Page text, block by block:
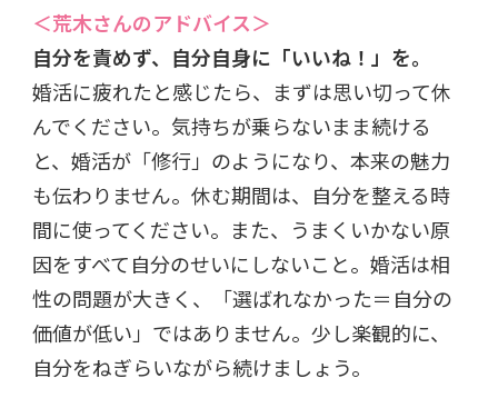
＜荒木さんのアドバイス＞
自分を責めず、自分自身に「いいね！」を。
婚活に疲れたと感じたら、まずは思い切って休
んでください。気持ちが乗らないまま続ける
と、婚活が「修行」のようになり、本来の魅力
も伝わりません。休む期間は、自分を整える時
間に使ってください。また、うまくいかない原
因をすべて自分のせいにしないこと。婚活は相
性の問題が大きく、「選ばれなかった＝自分の
価値が低い」ではありません。少し楽観的に、
自分をねぎらいながら続けましょう。